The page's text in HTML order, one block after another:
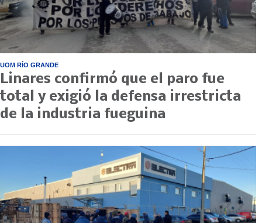
UOM RÍO GRANDE
Linares confirmó que el paro fue
total y exigió la defensa irrestricta
de la industria fueguina